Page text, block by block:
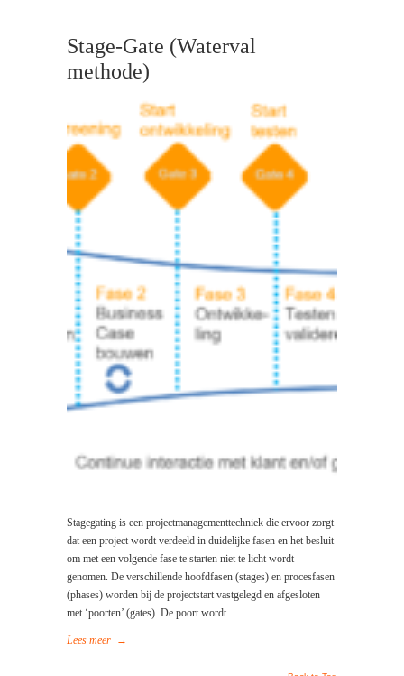
Stage-Gate (Waterval
methode)
Stagegating is een projectmanagementtechniek die ervoor zorgt
dat een project wordt verdeeld in duidelijke fasen en het besluit
om met een volgende fase te starten niet te licht wordt
genomen. De verschillende hoofdfasen (stages) en procesfasen
(phases) worden bij de projectstart vastgelegd en afgesloten
met ‘poorten’ (gates). De poort wordt
Lees meer →